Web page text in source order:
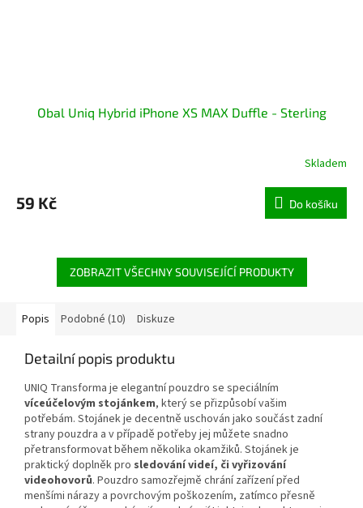
Obal Uniq Hybrid iPhone XS MAX Duffle - Sterling
Skladem
59 Kč Do košíku
ZOBRAZIT VŠECHNY SOUVISEJÍCÍ PRODUKTY
Popis Podobné (10) Diskuze
Detailní popis produktu
UNIQ Transforma je elegantní pouzdro se speciálním
víceúčelovým stojánkem, který se přizpůsobí vašim
potřebám. Stojánek je decentně uschován jako součást zadní
strany pouzdra a v případě potřeby jej můžete snadno
přetransformovat během několika okamžiků. Stojánek je
praktický doplněk pro sledování videí, či vyřizování
videohovorů. Pouzdro samozřejmě chrání zařízení před
menšími nárazy a povrchovým poškozením, zatímco přesně